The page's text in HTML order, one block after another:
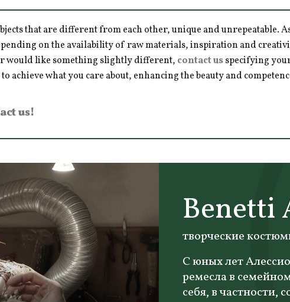
that are different from each other, unique and unrepeatable.
on the availability of raw materials, inspiration and
would like something slightly different, contact usspecifying
achieve what you care about, enhancing the beauty and
us!
Benetti
творческие
С юных лет
ремесла в
себя, в